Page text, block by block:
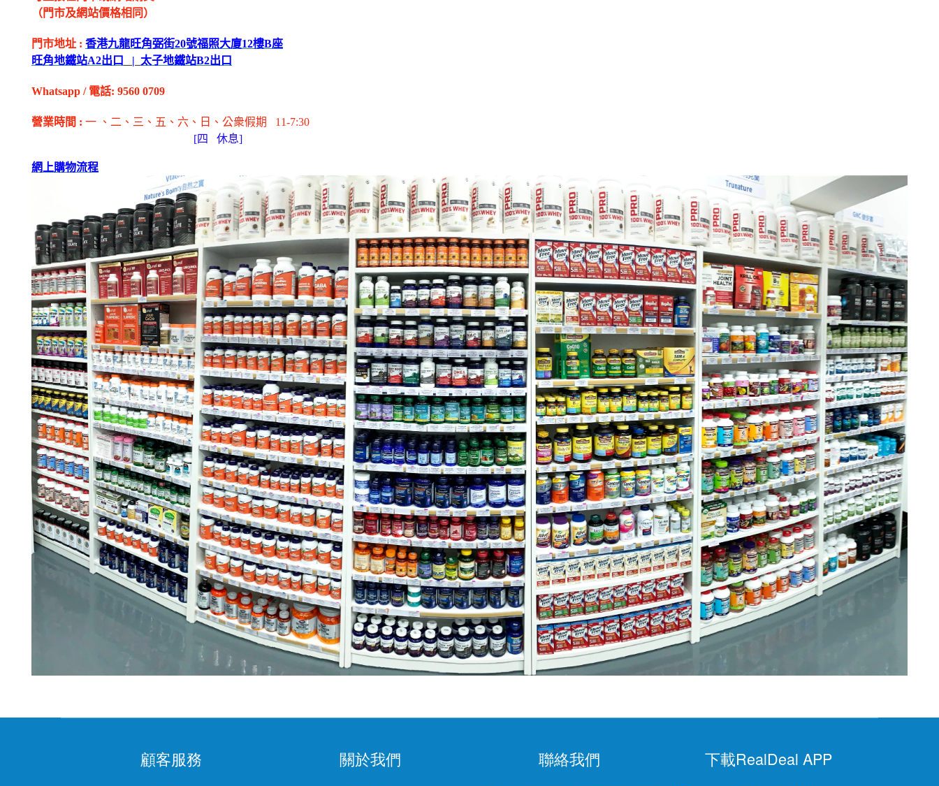
（門市及網站價格相同）
門市地址 : 香港九龍旺角弼街20號福照大廈12樓B座
旺角地鐵站A2出 口 | 太子地鐵站B2出 口
Whatsapp / 電話: 9560 0709
營業時間 : 一 、二、三、五 、六 、日 、公衆假期
11-7:30
[四 休息]
網上購物流程
顧客服務 關於我們 聯絡我們 下載RealDeal APP